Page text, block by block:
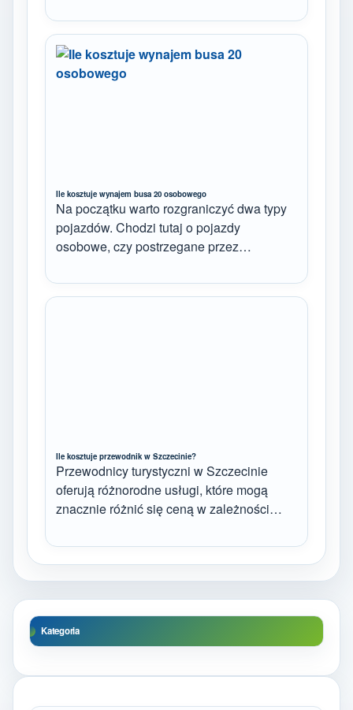
Ile kosztuje wynajem busa 20 osobowego
Na początku warto rozgraniczyć dwa typy
pojazdów. Chodzi tutaj o pojazdy
osobowe, czy postrzegane przez…
Ile kosztuje przewodnik w Szczecinie?
Przewodnicy turystyczni w Szczecinie
oferują różnorodne usługi, które mogą
znacznie różnić się ceną w zależności…
Kategoria